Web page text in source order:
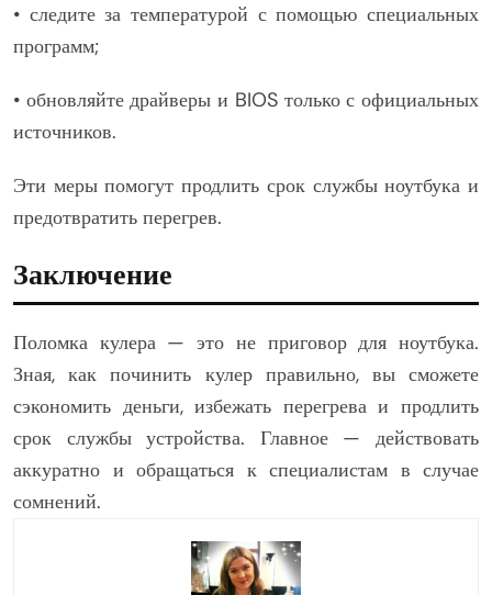
• следите за температурой с помощью специальных
программ;
• обновляйте драйверы и BIOS только с официальных
источников.
Эти меры помогут продлить срок службы ноутбука и
предотвратить перегрев.
Заключение
Поломка кулера — это не приговор для ноутбука.
Зная, как починить кулер правильно, вы сможете
сэкономить деньги, избежать перегрева и продлить
срок службы устройства. Главное — действовать
аккуратно и обращаться к специалистам в случае
сомнений.